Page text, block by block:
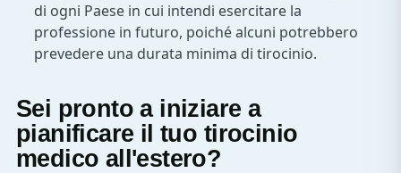
di ogni Paese in cui intendi esercitare la
professione in futuro, poiché alcuni potrebbero
prevedere una durata minima di tirocinio.
Sei pronto a iniziare a
pianificare il tuo tirocinio
medico all'estero?